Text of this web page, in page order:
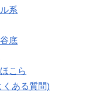
系
底
こら
くある質問)